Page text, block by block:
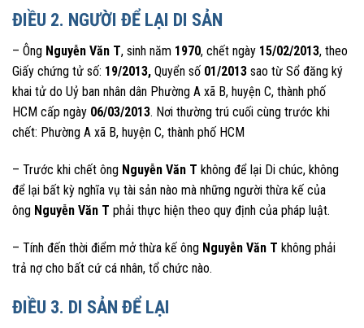
ĐIỀU 2. NGƯỜI ĐỂ LẠI DI SẢN
– Ông Nguyễn Văn T, sinh năm 1970, chết ngày 15/02/2013, theo
Giấy chứng tử số: 19/2013, Quyển số 01/2013 sao từ Sổ đăng ký
khai tử do Uỷ ban nhân dân Phường A xã B, huyện C, thành phố
HCM cấp ngày 06/03/2013. Nơi thường trú cuối cùng trước khi
chết: Phường A xã B, huyện C, thành phố HCM
– Trước khi chết ông Nguyễn Văn T không để lại Di chúc, không
để lại bất kỳ nghĩa vụ tài sản nào mà những người thừa kế của
ông Nguyễn Văn T phải thực hiện theo quy định của pháp luật.
– Tính đến thời điểm mở thừa kế ông Nguyễn Văn T không phải
trả nợ cho bất cứ cá nhân, tổ chức nào.
ĐIỀU 3. DI SẢN ĐỂ LẠI